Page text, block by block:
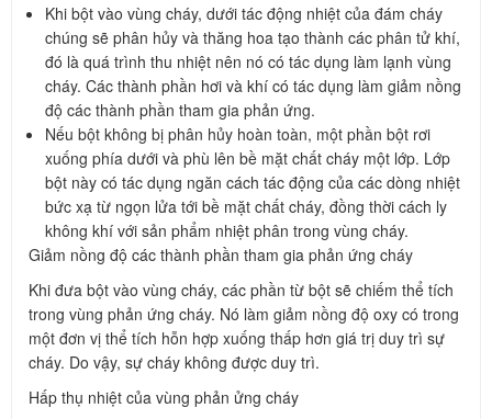
Khi bột vào vùng cháy, dưới tác động nhiệt của đám cháy
chúng sẽ phân hủy và thăng hoa tạo thành các phân tử khí,
đó là quá trình thu nhiệt nên nó có tác dụng làm lạnh vùng
cháy. Các thành phần hơi và khí có tác dụng làm giảm nồng
độ các thành phần tham gia phản ứng.
Nếu bột không bị phân hủy hoàn toàn, một phần bột rơi
xuống phía dưới và phù lên bề mặt chất cháy một lớp. Lớp
bột này có tác dụng ngăn cách tác động của các dòng nhiệt
bức xạ từ ngọn lửa tới bề mặt chất cháy, đồng thời cách ly
không khí với sản phẩm nhiệt phân trong vùng cháy.
Giảm nồng độ các thành phần tham gia phản ứng cháy
Khi đưa bột vào vùng cháy, các phần từ bột sẽ chiếm thể tích
trong vùng phản ứng cháy. Nó làm giảm nồng độ oxy có trong
một đơn vị thể tích hỗn hợp xuống thấp hơn giá trị duy trì sự
cháy. Do vậy, sự cháy không được duy trì.
Hấp thụ nhiệt của vùng phản ửng cháy